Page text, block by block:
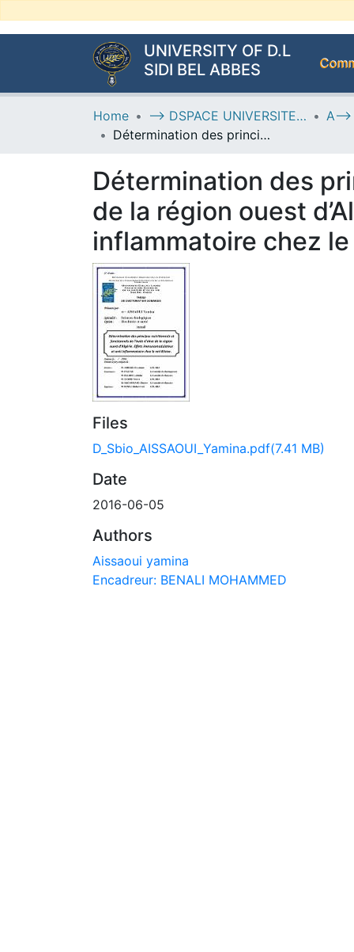
UNIVERSITY OF D.L
SIDI BEL ABBES
Home
--> DSPACE UNIVERSITE DJILALLI LIABES DE SIDI BEL ABBES
Détermination des principes nutritionnels et fonctionnels de l’huile d’olive de la région ouest d’Algérie. Effets immunomodulateur et anti-inflammatoire chez le rat Wistar.
Détermination des
de la région ouest
inflammatoire chez
Files
D_Sbio_AISSAOUI_Yamina.pdf(7.41 MB)
Date
2016-06-05
Authors
Aissaoui yamina
Encadreur: BENALI MOHAMMED